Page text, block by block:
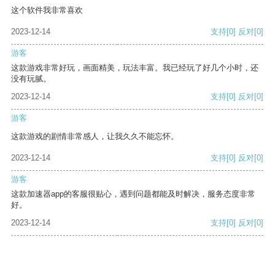
这个软件我非常喜欢
2023-12-14 支持[0] 反对[0]
游客
这款游戏非常好玩，画面精美，玩法丰富。我已经玩了好几个小时，还
没有玩腻。
2023-12-14
支持[0] 反对[0]
游客
这款游戏的剧情非常感人，让我久久不能忘怀。
2023-12-14 支持[0] 反对[0]
游客
这款加速器app的客服很贴心，遇到问题都能及时解决，服务态度非常
好。
2023-12-14
支持[0] 反对[0]